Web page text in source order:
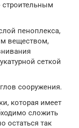
строительным
пеноплекса,
веществом,
сеткой
сооружения.
которая имеет
сложить
остаться так